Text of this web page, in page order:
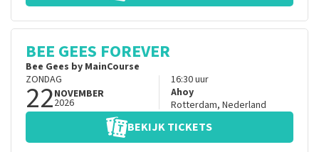
BEE GEES FOREVER
Bee Gees by MainCourse
ZONDAG
22NOVEMBER
2026
16:30uur
Ahoy
Rotterdam, Nederland
BEKIJK TICKETS